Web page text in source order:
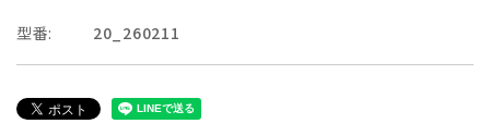
型番: 20_260211